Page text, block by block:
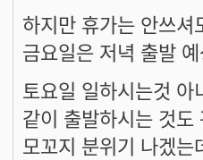
하지만 휴가는 안쓰
금요일은 저녁 출발
토요일 일하시는것
같이 출발하시는 것
모꼬지 분위기 나겠